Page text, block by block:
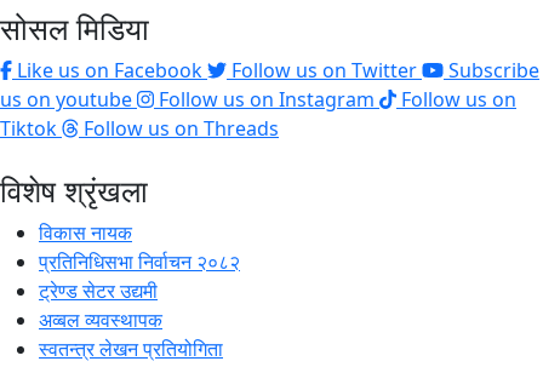
सोसल मिडिया
Like us on Facebook Follow us on Twitter
Subscribe
us on youtube
Follow us on Instagram
Follow us on
Tiktok
Follow us on Threads
विशेष श्रृंखला
विकास नायक
प्रतिनिधिसभा निर्वाचन २०८२
ट्रेण्ड सेटर उद्यमी
अव्बल व्यवस्थापक
स्वतन्त्र लेखन प्रतियोगिता